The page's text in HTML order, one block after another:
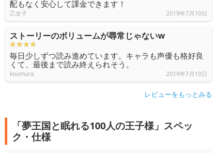
配もなく安心して課金できます！
乙女子 2019年7月10日
ストーリーのボリュームが尋常じゃないw
毎日少しずつ読み進めています。キャラも声優も格好良
くて、最後まで読み終えられそう。
koumura 2019年7月10日
レビューをもっとみる
「夢王国と眠れる100人の王子様」スペッ
ク・仕様